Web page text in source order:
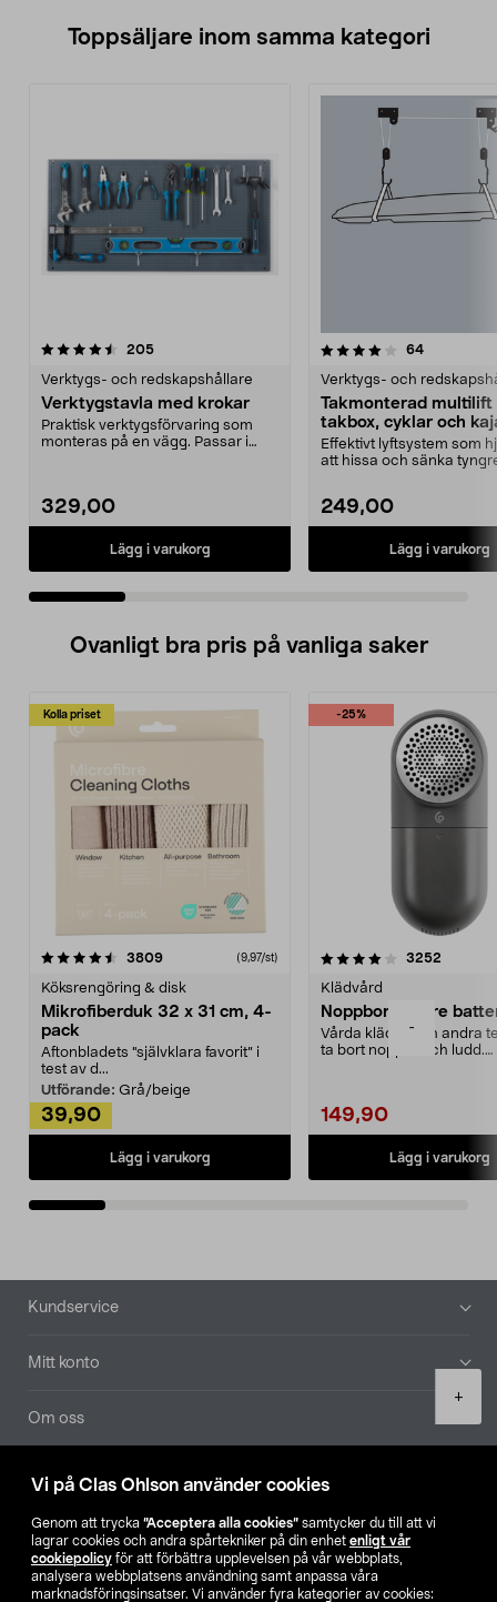
Vi på Clas Ohlson använder cookies
Genom att trycka ”Acceptera alla cookies” samtycker du till att vi
lagrar cookies och andra spårtekniker på din enhet enligt vår
cookiepolicy för att förbättra upplevelsen på vår webbplats,
analysera webbplatsens användning samt anpassa våra
marknadsföringsinsatser. Vi använder fyra kategorier av cookies:
-
+
Toppsäljare inom samma kategori
205recensioner
Verktygs- och redskapshållare
Verktygstavla med krokar
Praktisk verktygsförvaring som
monteras på en vägg. Passar i
329,00
Lägg i varukorg
4.0 av 5 stjärnor 64recensioner
Verktygs- och
Takmonterad multilift
takbox, cyklar och
Effektivt lyftsystem som
att hissa och sänka
249,00
Lägg i varukorg
4.5 av 5 stjärnor
Ovanligt bra pris på vanliga saker
Kolla priset
3809recensioner (9,97/st)
Köksrengöring & disk
Mikrofiberduk 32 x 31 cm, 4-
pack
Aftonbladets "självklara favorit” i
test av d...
Utförande: Grå/beige
39,90
Lägg i varukorg
-25%
4.0av 5 stjärnor 3252
Klädvård
Noppborttagare
Vårda kläder och andra
ta bort noppor och ludd.
149,90
Lägg i varukorg
4.5av 5 stjärnor
Sidfot
Kundservice
Mitt konto
Om oss
Aktuellt
Våra bolag
Hitta butik